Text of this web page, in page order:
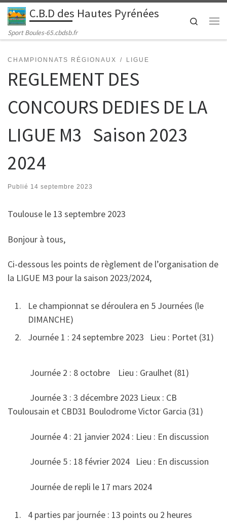
Passer au contenu
C.B.D des Hautes Pyrénées
Sport Boules-65.cbdsb.fr
Search
CHAMPIONNATS RÉGIONAUX LIGUE
REGLEMENT DES
CONCOURS DEDIES DE LA
LIGUE M3 Saison 2023
2024
Publié 14 septembre 2023
Toulouse le 13 septembre 2023
Bonjour à tous,
Ci-dessous les points de règlement de l’organisation de
la LIGUE M3 pour la saison 2023/2024,
Le championnat se déroulera en 5 Journées (le
DIMANCHE)
Journée 1 : 24 septembre 2023 Lieu : Portet (31)
Journée 2 : 8 octobre Lieu : Graulhet (81)
Journée 3 : 3 décembre 2023 Lieux : CB
Toulousain et CBD31 Boulodrome Victor Garcia (31)
Journée 4 : 21 janvier 2024 : Lieu : En discussion
Journée 5 : 18 février 2024 Lieu : En discussion
Journée de repli le 17 mars 2024
4 parties par journée : 13 points ou 2 heures